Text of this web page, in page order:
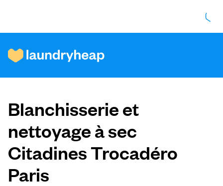
Comment ça fonctionne
Prix et services
À propos de nous
Blanchisserie et
nettoyage à sec
Citadines Trocadéro
Paris